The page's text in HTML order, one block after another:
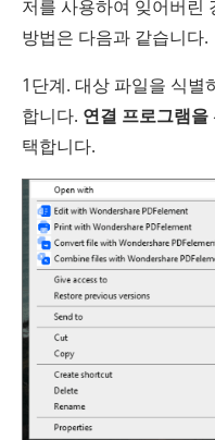
저를 사용하여 잊어버린
방법은 다음과 같습니다.
1단계. 대상 파일을 식별
합니다. 연결 프로그램을
택합니다.